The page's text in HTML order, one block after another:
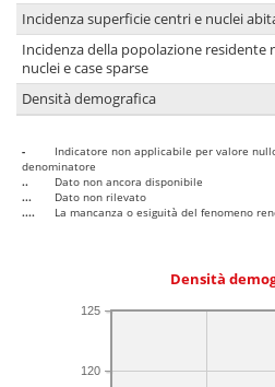
Incidenza superficie centri e nuclei
Incidenza della popolazione residente
nuclei e case sparse
Densità demografica
-
Indicatore non applicabile per valore
denominatore
..
Dato non ancora disponibile
...
Dato non rilevato
....
La mancanza o esiguità del fenomeno
Densità
120
125